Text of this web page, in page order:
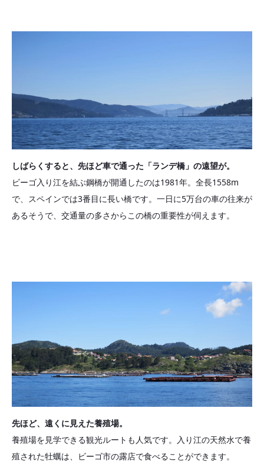
しばらくすると、先ほど車で通った「ランデ橋」の遠望が。
ビーゴ入り江を結ぶ鋼橋が開通したのは1981年。全長1558m
で、スペインでは3番目に長い橋です。一日に5万台の車の往来が
あるそうで、交通量の多さからこの橋の重要性が伺えます。
先ほど、遠くに見えた養殖場。
養殖場を見学できる観光ルートも人気です。入り江の天然水で養
殖された牡蠣は、ビーゴ市の露店で食べることができます。